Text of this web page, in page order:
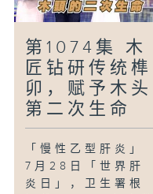
第1074集 木
匠钻研传统榫
卯，赋予木头
第二次生命
「慢性乙型肝炎」
7月28日「世界肝
炎日」，卫生署根